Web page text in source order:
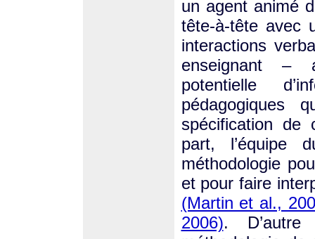
un agent animé
tête-à-tête avec
interactions
enseignant –
potentielle
pédagogiques
spécification de
part, l’équipe
méthodologie
et pour faire
(Martin et al.,
2006).